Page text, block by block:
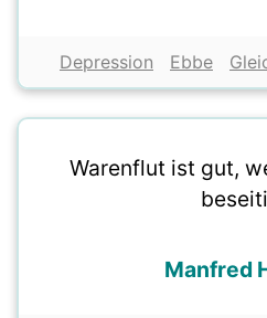
Depression Ebbe
Warenflut ist gut,
Manfred